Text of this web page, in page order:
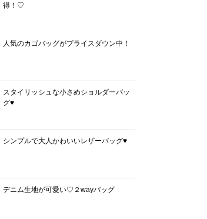
得！♡
人気のカゴバッグがプライスダウン中！
スタイリッシュな小さめショルダーバッ
グ♥
シンプルで大人かわいいレザーバッグ♥
デニム生地が可愛い♡２wayバッグ